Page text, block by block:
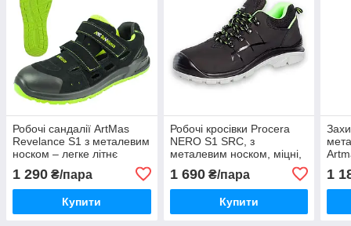
Робочі сандалії ArtMas
Revelance S1 з металевим
носком – легке літнє
роботи
1 290 ₴/пара
Купити
Робочі кросівки Procera
NERO S1 SRC, з
металевим носком, міцні,
чоловіче захисне
спецвзуття
1 690₴/пара
Купити
для
1